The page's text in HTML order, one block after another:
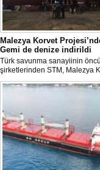
Malezya Korvet
Gemi de denize indirildi
Türk savunma sanayiinin öncü
şirketlerinden STM, Malezya
Donanması için inşa ettiği üç
projede son gemiyi de